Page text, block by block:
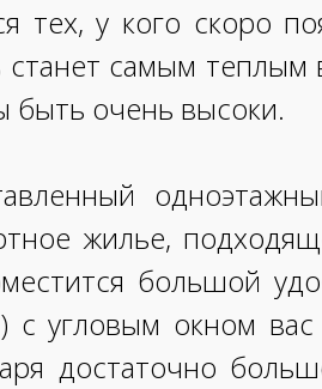
тех, у кого скоро
станет самым теплым
быть очень высоки.
жилье,
большой
) с угловым окном
достаточно